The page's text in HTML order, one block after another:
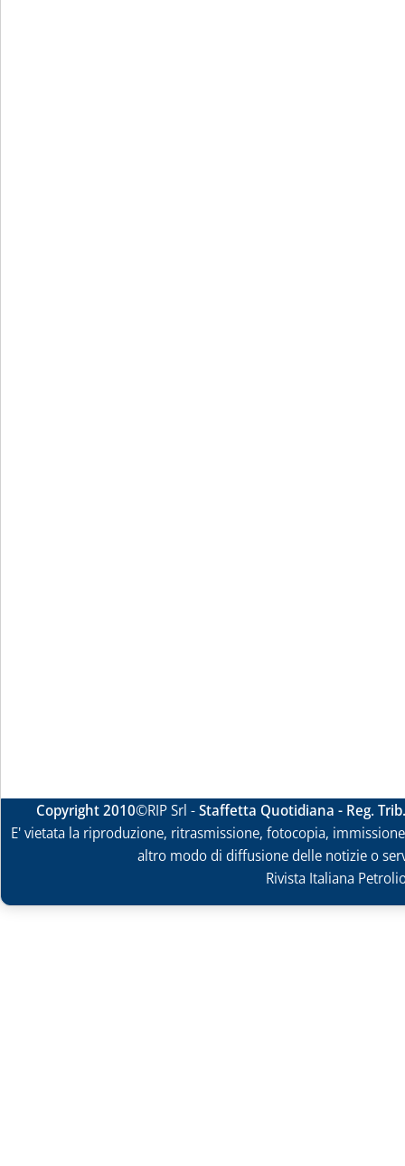
Copyright 2010©RIP Srl -Staffetta Quotidiana - Reg.
E' vietata la riproduzione, ritrasmissione, fotocopia,
altro modo di diffusione delle notizie o
Rivista Italiana